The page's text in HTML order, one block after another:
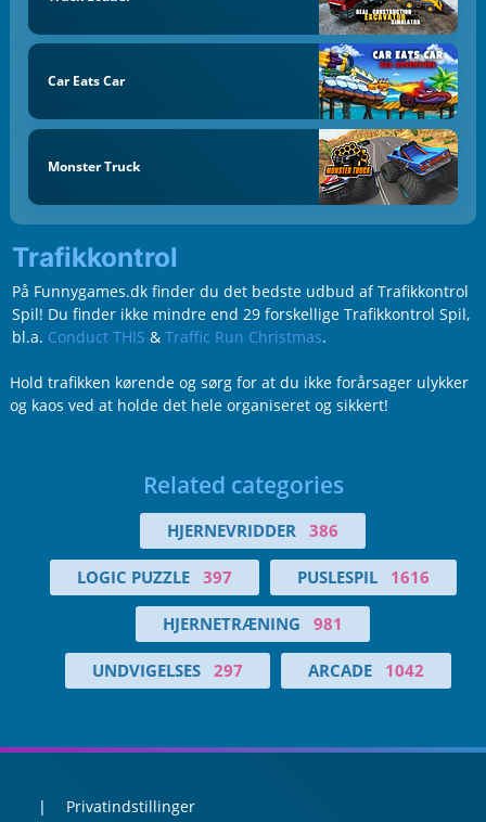
Car Eats Car
Monster Truck
Trafikkontrol
På Funnygames.dk finder du det bedste udbud af Trafikkontrol
Spil! Du finder ikke mindre end 29 forskellige Trafikkontrol Spil,
bl.a. Conduct THIS & Traffic Run Christmas.
Hold trafikken kørende og sørg for at du ikke forårsager ulykker
og kaos ved at holde det hele organiseret og sikkert!
Related categories
HJERNEVRIDDER 386
LOGIC PUZZLE 397 PUSLESPIL 1616
HJERNETRÆNING 981
UNDVIGELSES 297 ARCADE 1042
Privatindstillinger